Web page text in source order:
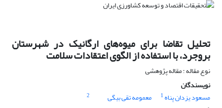
تحلیل تقاضا برای میوه‌های ارگانیک در شهرستان
بروجرد، با استفاده از الگوی اعتقادات سلامت
نوع مقاله : مقاله پژوهشی
نویسندگان
مسعود یزدان پناه1 معمومه تقی بیگی
2